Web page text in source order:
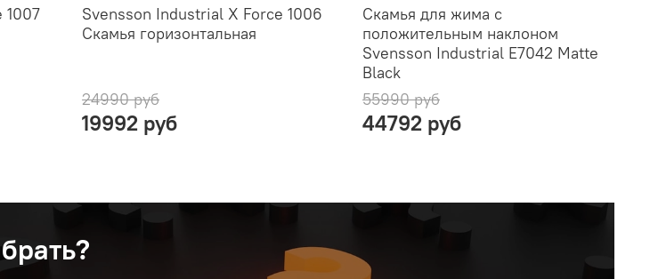
1007
Svensson Industrial X Force 1006
Скамья горизонтальная
24990 руб
19992 руб
Скамья для жима с
положительным наклоном
Svensson Industrial E7042 Matte
Black
55990 руб
44792 руб